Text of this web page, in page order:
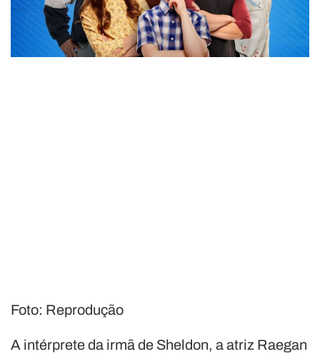
Foto: Reprodução
A intérprete da irmã de Sheldon, a atriz Raegan